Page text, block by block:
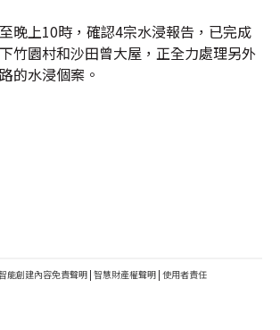
晚上10時，確認4宗水浸報告，已完成
竹園村和沙田曾大屋，正全力處理另外
的水浸個案。
能創建內容免責聲明 | 智慧財產權聲明 | 使用者責任